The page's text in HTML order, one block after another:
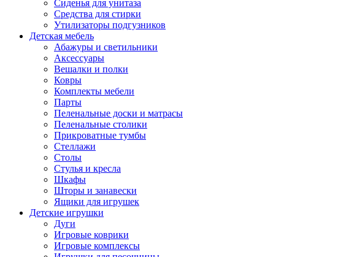
Сиденья для унитаза
Средства для стирки
Утилизаторы подгузников
Детская мебель
Абажуры и светильники
Аксессуары
Вешалки и полки
Ковры
Комплекты мебели
Парты
Пеленальные доски и матрасы
Пеленальные столики
Прикроватные тумбы
Стеллажи
Столы
Стулья и кресла
Шкафы
Шторы и занавески
Ящики для игрушек
Детские игрушки
Дуги
Игровые коврики
Игровые комплексы